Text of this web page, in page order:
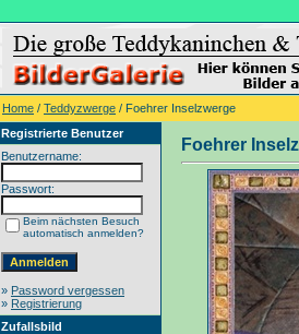
Home / Teddyzwerge / Foehrer Inselzwerge
Registrierte Benutzer
Benutzername:
Passwort:
Beim nächsten Besuch
automatisch anmelden?
» Password vergessen
» Registrierung
Zufallsbild
Foehrer